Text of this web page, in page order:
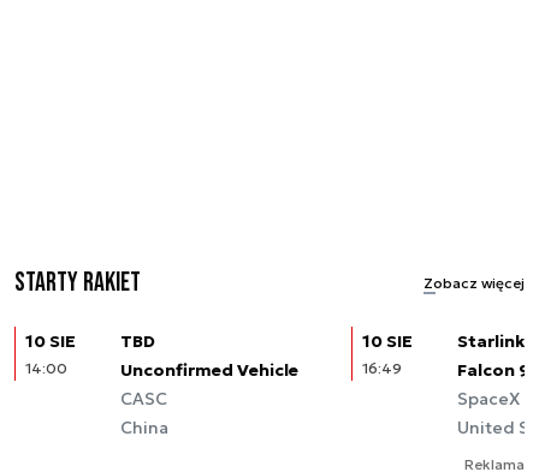
Starty rakiet Zobacz więcej
10 SIE
14:00
TBD
Unconfirmed Vehicle
CASC
China
10 SIE
16:49
Starlink
Falcon 9
SpaceX
United
Reklama